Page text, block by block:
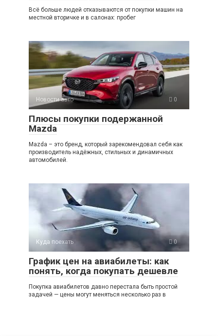
Всё больше людей отказываются от покупки машин на
местной вторичке и в салонах: пробег
Новости авто 0
Плюсы покупки подержанной
Mazda
Mazda – это бренд, который зарекомендовал себя как
производитель надёжных, стильных и динамичных
автомобилей.
Куда поехать 0
График цен на авиабилеты: как
понять, когда покупать дешевле
Покупка авиабилетов давно перестала быть простой
задачей — цены могут меняться несколько раз в